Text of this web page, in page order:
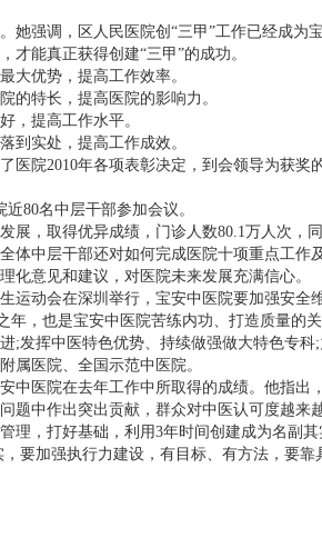
调，区人民医院创“三甲”工作已经成为
能真正获得创建“三甲”的成功。
优势，提高工作效率。
特长，提高医院的影响力。
提高工作水平。
实处，提高工作成效。
2010年各项表彰决定，到会领导为获奖
80名中层干部参加会议。
取得优异成绩，门诊人数80.1万人次，
体中层干部还对如何完成医院十项重点工
化意见和建议，对医院未来发展充满信心。
动会在深圳举行，宝安中医院要加强安全
年，也是宝安中医院苦练内功、打造质量
;发挥中医特色优势、持续做强做大特色专
属医院、全国示范中医院。
医院在去年工作中所取得的成绩。他指出
题中作出突出贡献，群众对中医认可度越
理，打好基础，利用3年时间创建成为名
要加强执行力建设，有目标、有方法，要